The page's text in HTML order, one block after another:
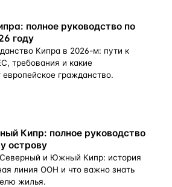
Это просторный дом,
спаленями и ванными
привлекателен
высоким стандартам. Вилла
местности, и удобно
к Лимассолу −10 минут езды
Ларнаки — 30 минут езды.
полное руководство по
году
Кипра в 2026-м: пути к
требования и какие
гражданство.
Кипр: полное руководство
острову
и Южный Кипр: история
линия ООН и что важно знать
жилья.